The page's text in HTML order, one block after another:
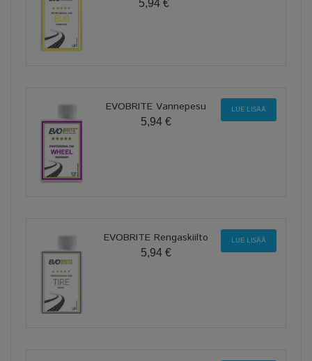
5,94 €
EVOBRITE Vannepesu
5,94 €
LUE LISÄÄ
EVOBRITE Rengaskiilto
5,94 €
LUE LISÄÄ